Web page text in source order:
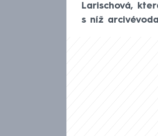
Larischová,
s níž